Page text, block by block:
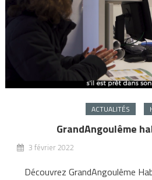
ACTUALITÉS
GrandAngoulême
3 février 2022
Découvrez GrandAngoulême